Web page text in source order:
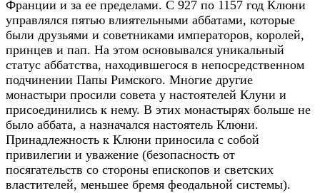
Франции и за ее пределами. С 927 по 1157 год Клюни
управлялся пятью влиятельными аббатами, которые
были друзьями и советниками императоров, королей,
принцев и пап. На этом основывался уникальный
статус аббатства, находившегося в непосредственном
подчинении Папы Римского. Многие другие
монастыри просили совета у настоятелей Клуни и
присоединились к нему. В этих монастырях больше не
было аббата, а назначался настоятель Клюни.
Принадлежность к Клюни приносила с собой
привилегии и уважение (безопасность от
посягательств со стороны епископов и светских
властителей, меньшее бремя феодальной системы).